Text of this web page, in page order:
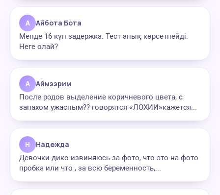
А Айбота Бота
Менде 16 күн задержка. Тест анық көрсетпейді.
Неге олай?
А Аймээрим
После родов выделение коричневого цвета, с
запахом ужасным?? говорятся «ЛОХИИ»кажется...
Н Надежда
Девочки дико извиняюсь за фото, что это на фото
пробка или что , за всю беременность,...